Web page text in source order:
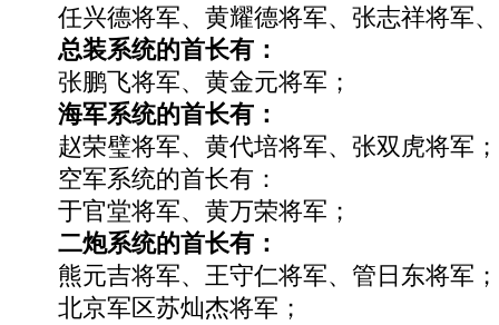
任兴德将军、黄耀德将军、张志祥将军
总装系统的首长有：
张鹏飞将军、黄金元将军；
海军系统的首长有：
赵荣璧将军、黄代培将军、张双虎将军；
空军系统的首长有：
于官堂将军、黄万荣将军；
二炮系统的首长有：
熊元吉将军、王守仁将军、管日东将军；
北京军区苏灿杰将军；